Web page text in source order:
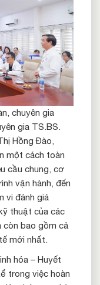
chuyên gia
gia TS.BS.
Hồng Đào,
một cách toàn
cầu chung, cơ
vận hành, đến
vi đánh giá
thuật của các
còn bao gồm cả
mới nhất.
hóa – Huyết
trong việc hoàn